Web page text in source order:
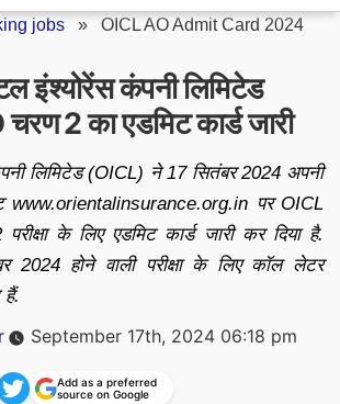
jobs » OICL AO Admit Card 2024
इंश्योरेंस कंपनी लिमिटेड
2 का एडमिट कार्ड जारी
लिमिटेड (OICL) ने 17 सितंबर 2024 अपनी
www.orientalinsurance.org.in पर OICL
के लिए एडमिट कार्ड जारी कर दिया है.
2024 होने वाली परीक्षा के लिए कॉल लेटर
हैं.
September 17th, 2024 06:18 pm
Add as a preferred
source on Google